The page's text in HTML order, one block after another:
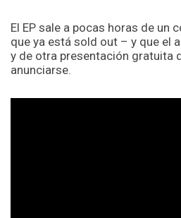
El EP sale a pocas horas de un
que ya está sold out – y que el
y de otra presentación gratuita
anunciarse.